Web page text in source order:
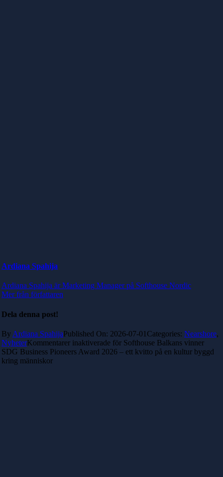
Ardiana Spahija
Ardiana Spahija är Marketing Manager på Softhouse Nordic
Mer från författaren
Dela denna post!
By Ardiana SpahijaPublished On: 2026-07-01 Categories: Nearshore,
NyheterKommentarer inaktiverade för Softhouse Balkans vinner
SDG Business Pioneers Award 2026 – ett kvitto på en kultur byggd
kring människor